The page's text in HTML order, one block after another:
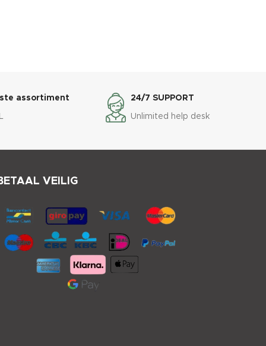
assortiment 24/7 SUPPORT
Unlimited help desk
VEILIG